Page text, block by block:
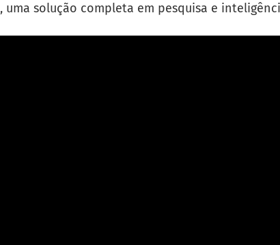
, uma solução completa em pesquisa e